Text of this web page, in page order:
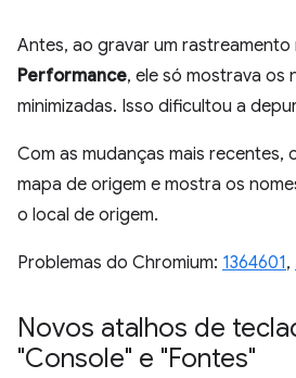
Antes, ao gravar um rastreamento
Performance, ele só mostrava os
minimizadas. Isso dificultou a
Com as mudanças mais recentes,
mapa de origem e mostra os
o local de origem.
Problemas do Chromium: 1364601,
Novos atalhos de
"Console" e "Fontes"